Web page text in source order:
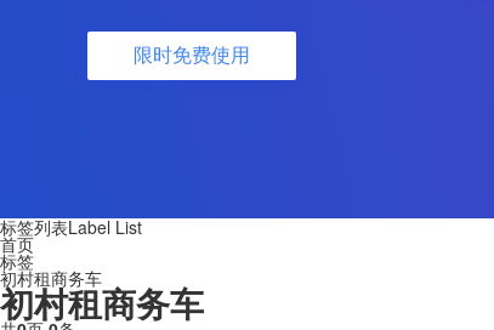
限时免费使用
标签列表Label List
首页
标签
初村租商务车
初村租商务车